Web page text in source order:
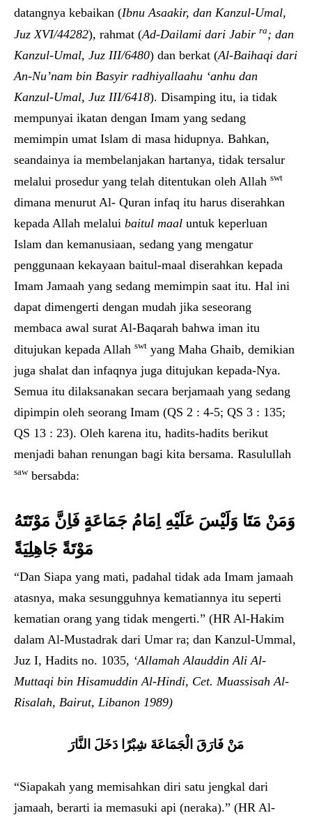
datangnya kebaikan (Ibnu Asaakir, dan Kanzul-Umal,
Juz XVI/44282), rahmat (Ad-Dailami dari Jabir ra; dan
Kanzul-Umal, Juz III/6480) dan berkat (Al-Baihaqi dari
An-Nu’nam bin Basyir radhiyallaahu ‘anhu dan
Kanzul-Umal, Juz III/6418). Disamping itu, ia tidak
mempunyai ikatan dengan Imam yang sedang
memimpin umat Islam di masa hidupnya. Bahkan,
seandainya ia membelanjakan hartanya, tidak tersalur
melalui prosedur yang telah ditentukan oleh Allah swt
dimana menurut Al- Quran infaq itu harus diserahkan
kepada Allah melalui baitul maal untuk keperluan
Islam dan kemanusiaan, sedang yang mengatur
penggunaan kekayaan baitul-maal diserahkan kepada
Imam Jamaah yang sedang memimpin saat itu. Hal ini
dapat dimengerti dengan mudah jika seseorang
membaca awal surat Al-Baqarah bahwa iman itu
ditujukan kepada Allah swt yang Maha Ghaib, demikian
juga shalat dan infaqnya juga ditujukan kepada-Nya.
Semua itu dilaksanakan secara berjamaah yang sedang
dipimpin oleh seorang Imam (QS 2 : 4-5; QS 3 : 135;
QS 13 : 23). Oleh karena itu, hadits-hadits berikut
menjadi bahan renungan bagi kita bersama. Rasulullah
sawbersabda:
وَمَنْ مَتَا وَلَيْسَ عَلَيْهِ اِمَامُ جَمَاعَةٍ فَاِنَّ مَوْتَتَهُ
مَوْتَةً جَاهِلِيَةً
“Dan Siapa yang mati, padahal tidak ada Imam jamaah
atasnya, maka sesungguhnya kematiannya itu seperti
kematian orang yang tidak mengerti.” (HR Al-Hakim
dalam Al-Mustadrak dari Umar ra; dan Kanzul-Ummal,
Juz I, Hadits no. 1035, ‘Allamah Alauddin Ali Al-
Muttaqi bin Hisamuddin Al-Hindi, Cet. Muassisah Al-
Risalah, Bairut, Libanon 1989)
مَنْ فَارَقَ الْجَمَاعَةَ شِبْرًا دَخَلَ النَّارَ
“Siapakah yang memisahkan diri satu jengkal dari
jamaah, berarti ia memasuki api (neraka).” (HR Al-